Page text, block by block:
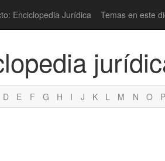
Enciclopedia Jurídica Temas en este
D E F G H I J K L M N O P